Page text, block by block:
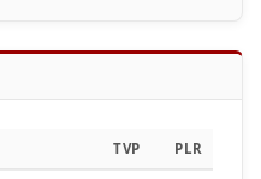
TVP PLR